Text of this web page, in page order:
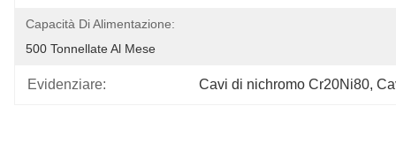
Capacità Di Alimentazione:
500 Tonnellate Al Mese
Evidenziare: Cavi di nichromo Cr20Ni80,